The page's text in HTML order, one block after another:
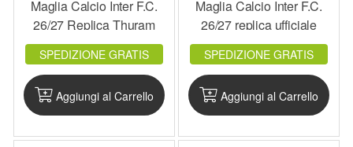
Maglia Calcio Inter F.C.
26/27 Replica Thuram
ufficiale
SPEDIZIONE GRATIS
Aggiungi al Carrello
Maglia Calcio Inter F.C.
26/27 replica ufficiale
Barella
SPEDIZIONE GRATIS
Aggiungi al Carrello